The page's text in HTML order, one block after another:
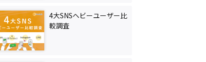
4大SNSヘビーユーザー比
較調査